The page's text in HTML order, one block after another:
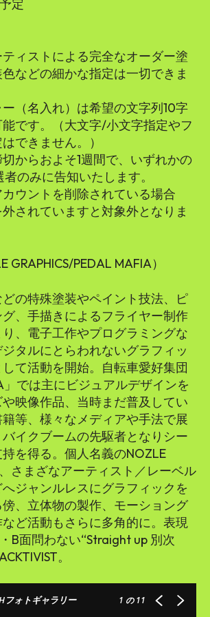
定
ィストによる完全なオーダー塗
などの細かな指定は一切できま
（名入れ）は希望の文字列10字
です。（大文字/小文字指定やフ
できません。）
からおよそ1週間で、いずれかの
者のみに告知いたします。
ウントを削除されている場合
されていますと対象外となりま
GRAPHICS/PEDAL MAFIA）
の特殊塗装やペイント技法、ピ
、手描きによるフライヤー制作
、電子工作やプログラミングな
タルにとらわれないグラフィッ
て活動を開始。自転車愛好集団
」では主にビジュアルデザインを
映像作品、当時まだ普及してい
等、様々なメディアや手法で展
イクブームの先駆者となりシー
を得る。個人名義のNOZLE
さまざなアーティスト／レーベル
ジャンルレスにグラフィックを
、立体物の製作、モーショング
ど活動もさらに多角的に。表現
B面問わない“Straight up 別次
。
フォトギャラリー 1 の 11